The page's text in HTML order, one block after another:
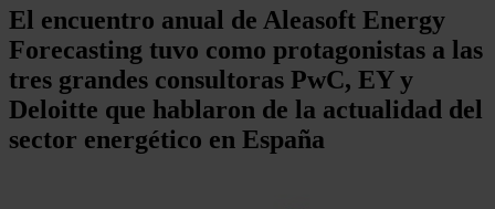
El encuentro anual de Aleasoft Energy
Forecasting tuvo como protagonistas a las
tres grandes consultoras PwC, EY y
Deloitte que hablaron de la actualidad del
sector energético en España